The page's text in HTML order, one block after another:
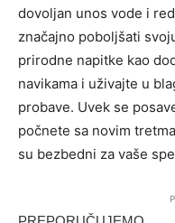
dovoljan unos vode i
značajno poboljšati
prirodne napitke kao
navikama i uživajte u
probave. Uvek se
počnete sa novim
su bezbedni za vaše